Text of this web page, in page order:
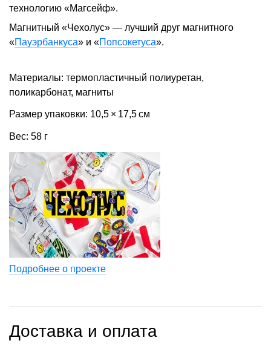
технологию «Магсейф».
Магнитный «Чехолус» — лучший друг магнитного
«Пауэрбанкуса» и «Попсокетуса».
Материалы: термопластичный полиуретан,
поликарбонат, магниты
Размер упаковки: 10,5 × 17,5 см
Вес: 58 г
Подробнее о проекте
Доставка и оплата